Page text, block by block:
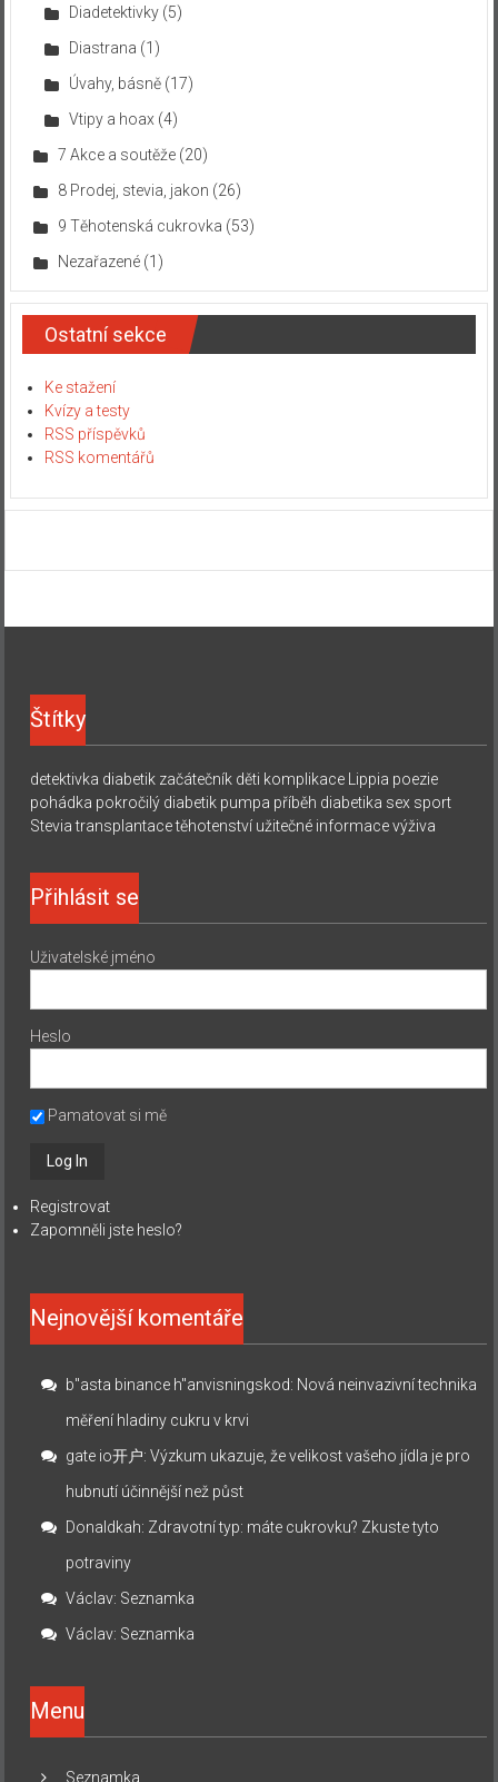
Diadetektivky(5)
Diastrana (1)
Úvahy, básně(17)
Vtipy a hoax (4)
7 Akce a soutěže(20)
8 Prodej, stevia, jakon (26)
9 Těhotenská cukrovka (53)
Nezařazené(1)
Ostatní sekce
Ke stažení
Kvízy a testy
RSS příspěvků
RSS komentářů
Štítky
detektivka diabetik začátečník děti komplikace Lippia poezie
pohádka pokročilý diabetik pumpa příběh diabetika sex sport
Stevia transplantace těhotenství užitečné informace výživa
Přihlásit se
Uživatelské jméno
Heslo
Pamatovat si mě
Registrovat
Zapomněli jste heslo?
Nejnovější komentáře
b"asta binance h"anvisningskod: Nová neinvazivní technika
měření hladiny cukru v krvi
gate io开户:Výzkum ukazuje, že velikost vašeho jídla je pro
hubnutí účinnější než půst
Donaldkah: Zdravotní typ: máte cukrovku? Zkuste tyto
potraviny
Václav: Seznamka
Václav: Seznamka
Menu
Seznamka